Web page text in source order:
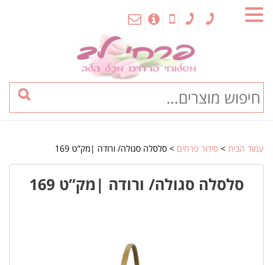
עמוד הבית > סידור פרחים > סלסלה סגולה/ ורודה |מק”ט 169
סלסלה סגולה/ ורודה |מק”ט 169